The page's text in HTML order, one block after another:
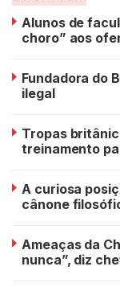
Alunos de
choro” aos
Fundadora do
ilegal
Tropas
treinamento
A curiosa
cânone
Ameaças da
nunca”, diz